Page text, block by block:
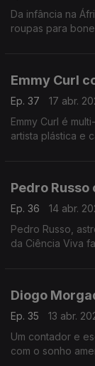
Da infância na
roupas para
Emmy Curl
Ep. 37
17 abr.
Emmy Curl é
artista plástica e
Pedro Russo
Ep. 36
14 abr.
Pedro Russo,
da Ciência Viva
Diogo
Ep. 35
13 abr.
Um contador e
com o sonho